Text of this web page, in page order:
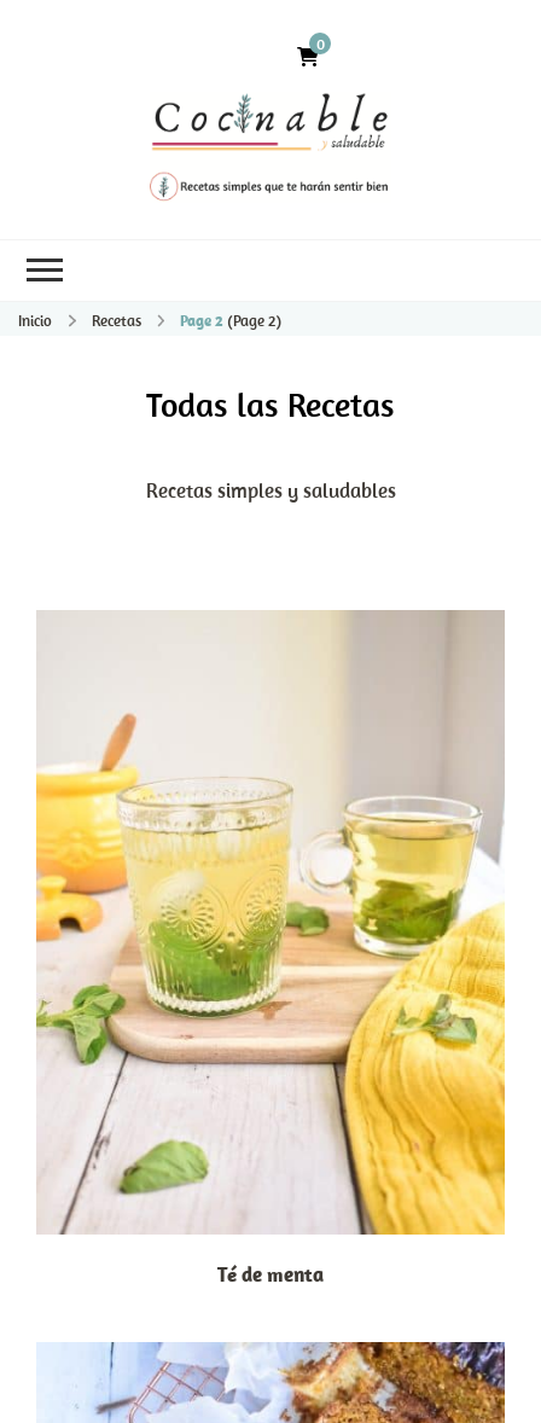
0
Inicio Recetas Page 2 (Page 2)
Todas las Recetas
Recetas simples y saludables
Té de menta